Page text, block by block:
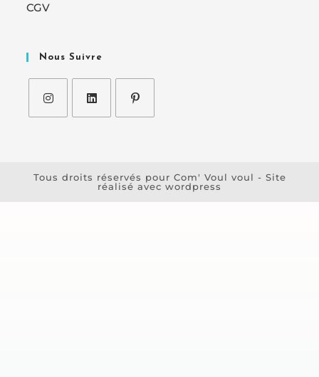
CGV
Nous Suivre
Tous droits réservés pour Com' Voul voul - Site
réalisé avec wordpress